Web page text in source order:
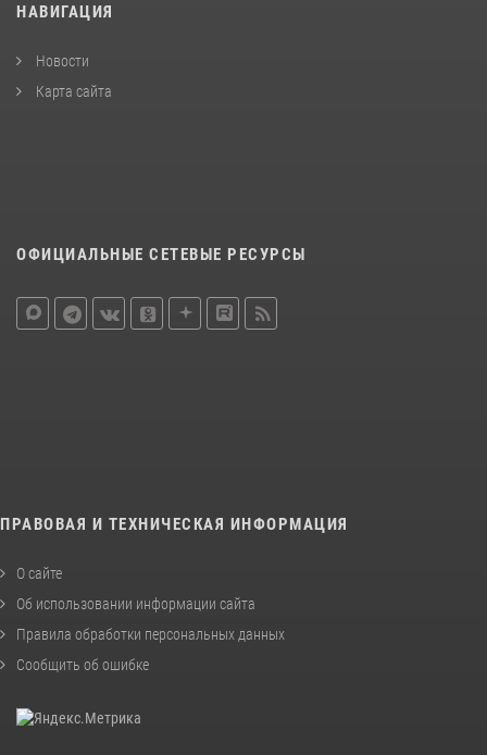
НАВИГАЦИЯ
Новости
Карта сайта
ОФИЦИАЛЬНЫЕ СЕТЕВЫЕ РЕСУРСЫ
ПРАВОВАЯ И ТЕХНИЧЕСКАЯ ИНФОРМАЦИЯ
О сайте
Об использовании информации сайта
Правила обработки персональных данных
Сообщить об ошибке